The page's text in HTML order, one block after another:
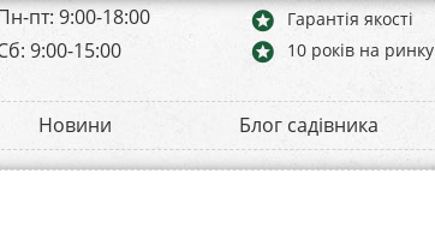
пт: 9:00-18:00
9:00-15:00
stars Гарантія якості
stars 10 років на ринку
Новини Блог садівника